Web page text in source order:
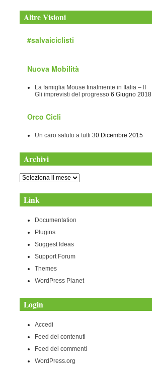
Altre Visioni
#salvaiciclisti
Nuova Mobilità
La famiglia Mouse finalmente in Italia – II
Gli imprevisti del progresso 6 Giugno 2018
Orco Cicli
Un caro saluto a tutti 30 Dicembre 2015
Archivi
Archivi
Link
Documentation
Plugins
Suggest Ideas
Support Forum
Themes
WordPress Planet
Login
Accedi
Feed dei contenuti
Feed dei commenti
WordPress.org